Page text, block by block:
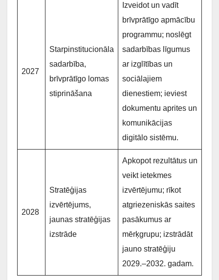
2027
Starpinstitucionāla
sadarbība,
brīvprātīgo lomas
stiprināšana
Izveidot un vadīt
brīvprātīgo apmācību
programmu; noslēgt
sadarbības līgumus
ar izglītības un
sociālajiem
dienestiem; ieviest
dokumentu aprites un
komunikācijas
digitālo sistēmu.
2028
Stratēģijas
izvērtējums,
jaunas stratēģijas
izstrāde
Apkopot rezultātus un
veikt ietekmes
izvērtējumu; rīkot
atgriezeniskās saites
pasākumus ar
mērķgrupu; izstrādāt
jauno stratēģiju
2029.–2032. gadam.